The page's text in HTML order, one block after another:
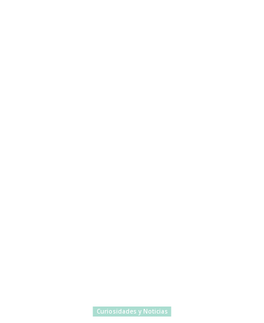
Curiosidades y Noticias